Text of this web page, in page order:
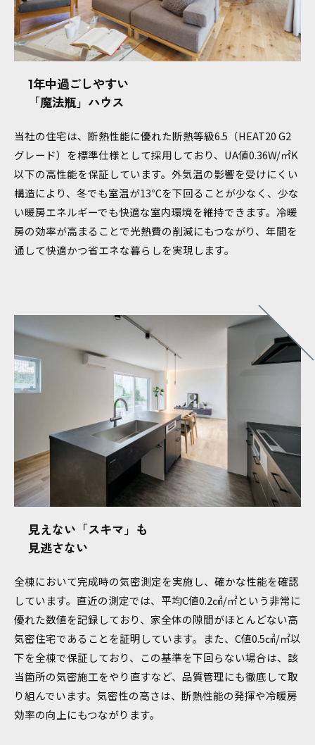
1年中過ごしやすい
「魔法瓶」ハウス
当社の住宅は、断熱性能に優れた断熱等級6.5（HEAT20 G2
グレード）を標準仕様として採用しており、UA値0.36W/㎡K
以下の高性能を保証しています。外気温の影響を受けにくい
構造により、冬でも室温が13℃を下回ることが少なく、少な
い暖房エネルギーでも快適な室内環境を維持できます。冷暖
房の効率が高まることで光熱費の削減にもつながり、年間を
通して快適かつ省エネな暮らしを実現します。
見えない「スキマ」も
見逃さない
全棟において完成時の気密測定を実施し、確かな性能を確認
しています。直近の測定では、平均C値0.2㎠/㎡という非常に
優れた数値を記録しており、家全体の隙間がほとんどない高
気密住宅であることを証明しています。また、C値0.5㎠/㎡以
下を全棟で保証しており、この基準を下回らない場合は、該
当箇所の気密施工をやり直すなど、品質管理にも徹底して取
り組んでいます。気密性の高さは、断熱性能の発揮や冷暖房
効率の向上にもつながります。
お問い合わせ・ご相談はこちら